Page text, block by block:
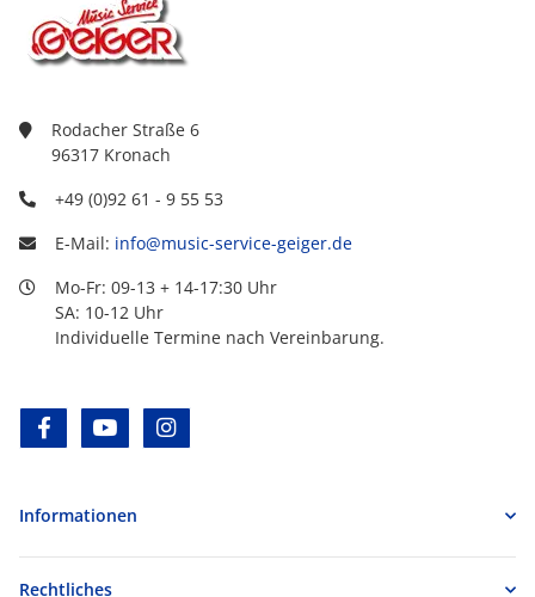
Rodacher Straße 6
96317 Kronach
+49 (0)92 61 - 9 55 53
E-Mail: info@music-service-geiger.de
Mo-Fr: 09-13 + 14-17:30 Uhr
SA: 10-12 Uhr
Individuelle Termine nach Vereinbarung.
facebookyoutube
Informationen
Rechtliches